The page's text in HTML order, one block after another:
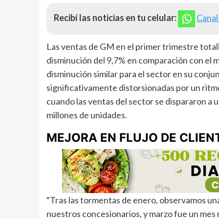
Recibí las noticias en tu celular:
Las ventas de GM en el primer trimestre
disminución del 9,7% en comparación con el
disminución similar para el sector en su
significativamente distorsionadas por un
cuando las ventas del sector se dispararon a
millones de unidades.
MEJORA EN FLUJO DE
“Tras las tormentas de enero, observamos
nuestros concesionarios, y marzo fue un